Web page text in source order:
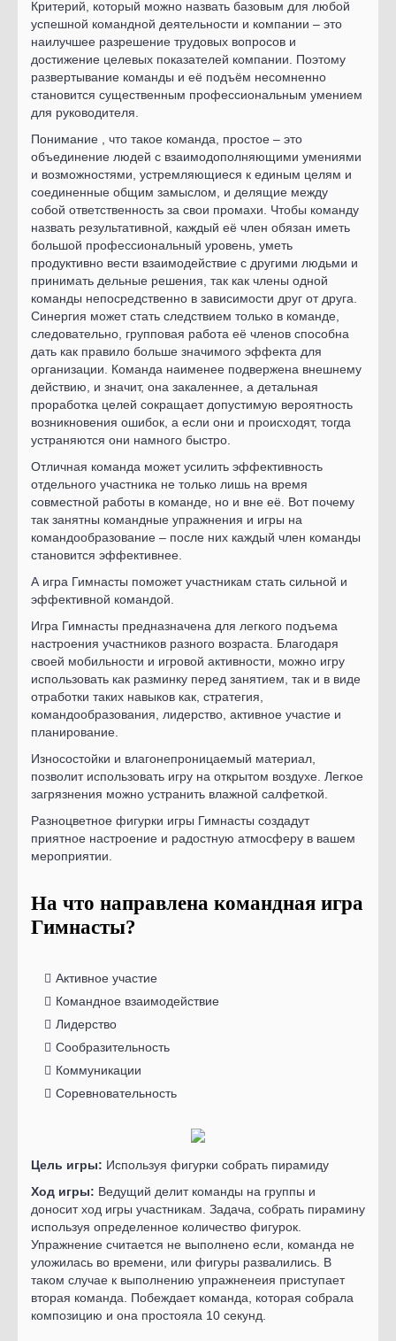
Критерий, который можно назвать базовым для любой
успешной командной деятельности и компании – это
наилучшее разрешение трудовых вопросов и
достижение целевых показателей компании. Поэтому
развертывание команды и её подъём несомненно
становится существенным профессиональным умением
для руководителя.
Понимание , что такое команда, простое – это
объединение людей с взаимодополняющими умениями
и возможностями, устремляющиеся к единым целям и
соединенные общим замыслом, и делящие между
собой ответственность за свои промахи. Чтобы команду
назвать результативной, каждый её член обязан иметь
большой профессиональный уровень, уметь
продуктивно вести взаимодействие с другими людьми и
принимать дельные решения, так как члены одной
команды непосредственно в зависимости друг от друга.
Синергия может стать следствием только в команде,
следовательно, групповая работа её членов способна
дать как правило больше значимого эффекта для
организации. Команда наименее подвержена внешнему
действию, и значит, она закаленнее, а детальная
проработка целей сокращает допустимую вероятность
возникновения ошибок, а если они и происходят, тогда
устраняются они намного быстро.
Отличная команда может усилить эффективность
отдельного участника не только лишь на время
совместной работы в команде, но и вне её. Вот почему
так занятны командные упражнения и игры на
командообразование – после них каждый член команды
становится эффективнее.
А игра Гимнасты поможет участникам стать сильной и
эффективной командой.
Игра Гимнасты предназначена для легкого подъема
настроения участников разного возраста. Благодаря
своей мобильности и игровой активности, можно игру
использовать как разминку перед занятием, так и в виде
отработки таких навыков как, стратегия,
командообразования, лидерство, активное участие и
планирование.
Износостойки и влагонепроницаемый материал,
позволит использовать игру на открытом воздухе. Легкое
загрязнения можно устранить влажной салфеткой.
Разноцветное фигурки игры Гимнасты создадут
приятное настроение и радостную атмосферу в вашем
мероприятии.
На что направлена командная игра
Гимнасты?
Активное участие
Командное взаимодействие
Лидерство
Сообразительность
Коммуникации
Соревновательность
Цель игры: Используя фигурки собрать пирамиду
Ход игры: Ведущий делит команды на группы и
доносит ход игры участникам. Задача, собрать пирамину
используя определенное количество фигурок.
Упражнение считается не выполнено если, команда не
уложилась во времени, или фигуры развалились. В
таком случае к выполнению упражненеия приступает
вторая команда. Побеждает команда, которая собрала
композицию и она простояла 10 секунд.